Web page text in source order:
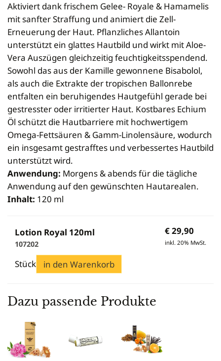
Aktiviert dank frischem Gelee- Royale & Hamamelis
mit sanfter Straffung und animiert die Zell-
Erneuerung der Haut. Pflanzliches Allantoin
unterstützt ein glattes Hautbild und wirkt mit Aloe-
Vera Auszügen gleichzeitig feuchtigkeitsspendend.
Sowohl das aus der Kamille gewonnene Bisabolol,
als auch die Extrakte der tropischen Ballonrebe
entfalten ein beruhigendes Hautgefühl gerade bei
gestresster oder irritierter Haut. Kostbares Echium
Öl schützt die Hautbarriere mit hochwertigem
Omega-Fettsäuren & Gamm-Linolensäure, wodurch
ein insgesamt gestrafftes und verbessertes Hautbild
unterstützt wird.
Anwendung: Morgens & abends für die tägliche
Anwendung auf den gewünschten Hautarealen.
Inhalt: 120 ml
Lotion Royal 120ml
107202
€29,90
inkl. 20% MwSt.
Stück in den Warenkorb
Dazu passende Produkte